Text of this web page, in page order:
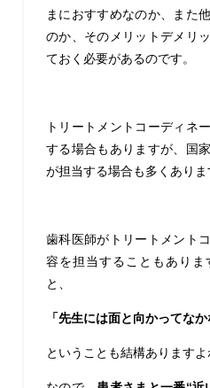
まにおすすめなのか、また
のか、そのメリットデメリ
ておく必要があるのです。
トリートメントコーディネ
する場合もありますが、国
が担当する場合も多くありま
歯科医師がトリートメント
容を担当することもあり
と、
「先生には面と向かってな
ということも結構あります